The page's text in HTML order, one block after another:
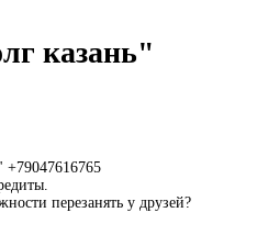
казань"
перезанять у друзей?